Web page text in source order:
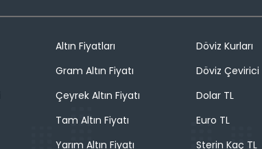
Altın Fiyatları
Gram Altın Fiyatı
Çeyrek Altın Fiyatı
Tam Altın Fiyatı
Yarım Altın Fiyatı
Döviz Kurları
Döviz Çevirici
Dolar TL
Euro TL
Sterin Kaç TL